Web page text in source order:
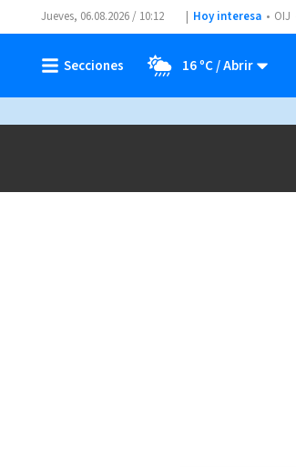
Jueves, 06.08.2026 / 10:12 Hoy interesa OIJ
16 ºC